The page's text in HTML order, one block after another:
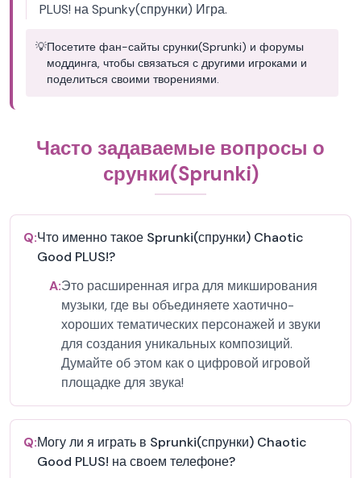
PLUS! на Spunky(спрунки) Игра.
💡Посетите фан-сайты срунки(Sprunki) и форумы
моддинга, чтобы связаться с другими игроками и
поделиться своими творениями.
Часто задаваемые вопросы о
срунки(Sprunki)
Q:Что именно такое Sprunki(спрунки) Chaotic
Good PLUS!?
A:Это расширенная игра для микширования
музыки, где вы объединяете хаотично-
хороших тематических персонажей и звуки
для создания уникальных композиций.
Думайте об этом как о цифровой игровой
площадке для звука!
Q:Могу ли я играть в Sprunki(спрунки) Chaotic
Good PLUS! на своем телефоне?